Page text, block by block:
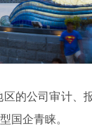
的公司审计、
国企青睐。